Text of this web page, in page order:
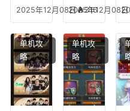
能，
游龙
传说
多少
级能
挖矿
2025年12月08日 316
加
点，
王者
技能
可以
放三
个是
2025年12月08日
单机攻
略
单机攻
略